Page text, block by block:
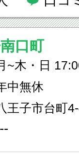
口町
~木・日
・祝前日
中無休
王子市台町